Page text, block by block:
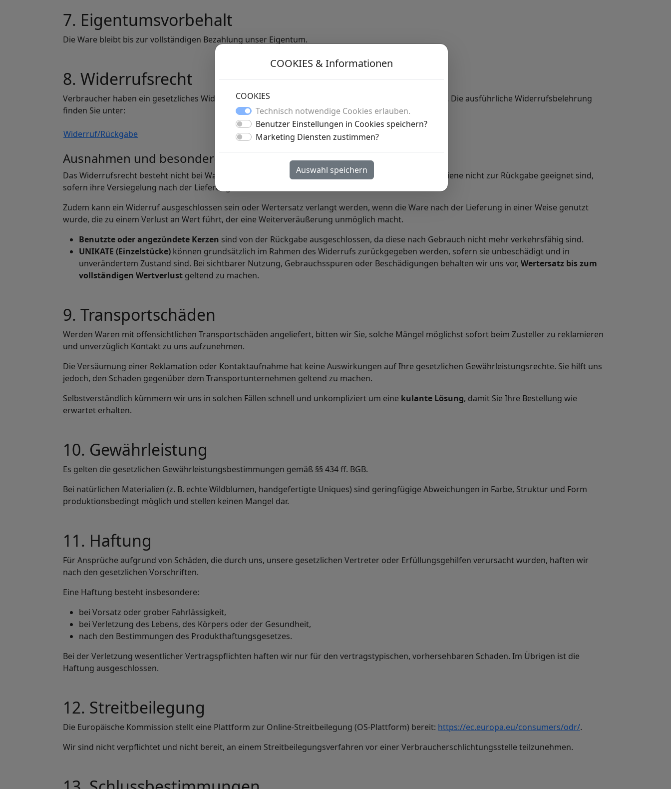
7. Eigentumsvorbehalt
Die Ware bleibt bis zur vollständigen Bezahlung unser Eigentum.
8. Widerrufsrecht
Verbraucher haben ein gesetzliches Widerrufsrecht gemäß den Bestimmungen des Fernabsatzrechts. Die ausführliche Widerrufsbelehrung
finden Sie unter:
Widerruf/Rückgabe
Ausnahmen und besondere Hinweise
Das Widerrufsrecht besteht nicht bei Waren, die aus Gründen des Gesundheitsschutzes oder der Hygiene nicht zur Rückgabe geeignet sind,
sofern ihre Versiegelung nach der Lieferung entfernt wurde.
Zudem kann ein Widerruf ausgeschlossen sein oder Wertersatz verlangt werden, wenn die Ware nach der Lieferung in einer Weise genutzt
wurde, die zu einem Verlust an Wert führt, der eine Weiterveräußerung unmöglich macht.
Benutzte oder angezündete Kerzen sind von der Rückgabe ausgeschlossen, da diese nach Gebrauch nicht mehr verkehrsfähig sind.
UNIKATE (Einzelstücke) können grundsätzlich im Rahmen des Widerrufs zurückgegeben werden, sofern sie unbeschädigt und in
unverändertem Zustand sind. Bei sichtbarer Nutzung, Gebrauchsspuren oder Beschädigungen behalten wir uns vor, Wertersatz bis zum
vollständigen Wertverlust geltend zu machen.
9. Transportschäden
Werden Waren mit offensichtlichen Transportschäden angeliefert, bitten wir Sie, solche Mängel möglichst sofort beim Zusteller zu reklamieren
und unverzüglich Kontakt zu uns aufzunehmen.
Die Versäumung einer Reklamation oder Kontaktaufnahme hat keine Auswirkungen auf Ihre gesetzlichen Gewährleistungsrechte. Sie hilft uns
jedoch, den Schaden gegenüber dem Transportunternehmen geltend zu machen.
Selbstverständlich kümmern wir uns in solchen Fällen schnell und unkompliziert um eine kulante Lösung, damit Sie Ihre Bestellung wie
erwartet erhalten.
10. Gewährleistung
Es gelten die gesetzlichen Gewährleistungsbestimmungen gemäß §§ 434 ff. BGB.
Bei natürlichen Materialien (z. B. echte Wildblumen, handgefertigte Uniques) sind geringfügige Abweichungen in Farbe, Struktur und Form
produktionsbedingt möglich und stellen keinen Mangel dar.
11. Haftung
Für Ansprüche aufgrund von Schäden, die durch uns, unsere gesetzlichen Vertreter oder Erfüllungsgehilfen verursacht wurden, haften wir
nach den gesetzlichen Vorschriften.
Eine Haftung besteht insbesondere:
bei Vorsatz oder grober Fahrlässigkeit,
bei Verletzung des Lebens, des Körpers oder der Gesundheit,
nach den Bestimmungen des Produkthaftungsgesetzes.
Bei der Verletzung wesentlicher Vertragspflichten haften wir nur für den vertragstypischen, vorhersehbaren Schaden. Im Übrigen ist die
Haftung ausgeschlossen.
12. Streitbeilegung
Die Europäische Kommission stellt eine Plattform zur Online-Streitbeilegung (OS-Plattform) bereit: https://ec.europa.eu/consumers/odr/.
Wir sind nicht verpflichtet und nicht bereit, an einem Streitbeilegungsverfahren vor einer Verbraucherschlichtungsstelle teilzunehmen.
COOKIES & Informationen
COOKIES
Technisch notwendige Cookies erlauben.
Benutzer Einstellungen in Cookies speichern?
Marketing Diensten zustimmen?
Auswahl speichern